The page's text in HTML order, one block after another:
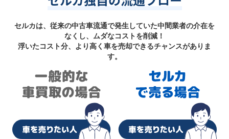
セルカは、従来の中古車流通で発生していた中間業者の介在を
なくし、ムダなコストを削減！
浮いたコスト分、より高く車を売却できるチャンスがありま
す。